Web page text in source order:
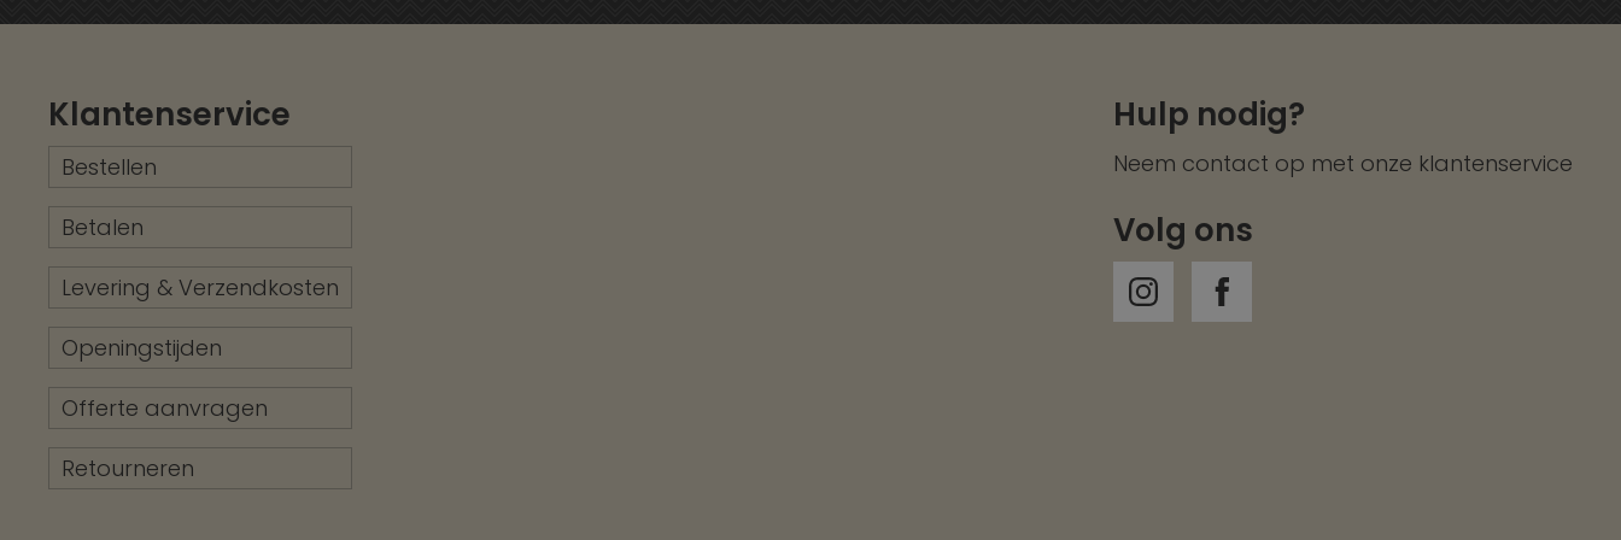
Klantenservice
Bestellen
Betalen
Levering & Verzendkosten
Openingstijden
Offerte aanvragen
Retourneren
Hulp nodig?
Neem contact op met onze klantenservice
Volg ons